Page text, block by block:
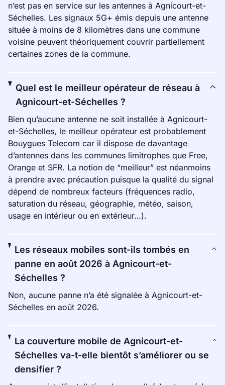
n’est pas en service sur les antennes à Agnicourt-et-
Séchelles. Les signaux 5G+ émis depuis une antenne
située à moins de 8 kilomètres dans une commune
voisine peuvent théoriquement couvrir partiellement
certaines zones de la commune.
Quel est le meilleur opérateur de réseau à
Agnicourt-et-Séchelles ?
Bien qu’aucune antenne ne soit installée à Agnicourt-
et-Séchelles, le meilleur opérateur est probablement
Bouygues Telecom car il dispose de davantage
d’antennes dans les communes limitrophes que Free,
Orange et SFR. La notion de “meilleur” est néanmoins
à prendre avec précaution puisque la qualité du signal
dépend de nombreux facteurs (fréquences radio,
saturation du réseau, géographie, météo, saison,
usage en intérieur ou en extérieur…).
Les réseaux mobiles sont-ils tombés en
panne en août 2026 à Agnicourt-et-
Séchelles ?
Non, aucune panne n’a été signalée à Agnicourt-et-
Séchelles en août 2026.
La couverture mobile de Agnicourt-et-
Séchelles va-t-elle bientôt s’améliorer ou se
densifier ?